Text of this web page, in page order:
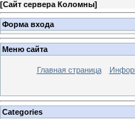
[Сайт сервера Коломны]
Форма входа
Меню сайта
Главная страница
Categories